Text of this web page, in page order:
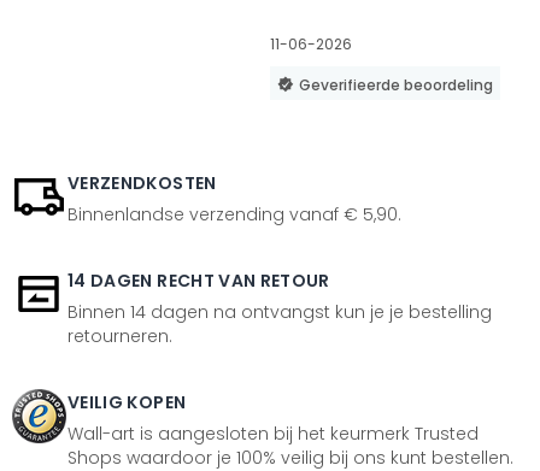
11-06-2026
Geverifieerde beoordeling
VERZENDKOSTEN
Binnenlandse verzending vanaf € 5,90.
14 DAGEN RECHT VAN RETOUR
Binnen 14 dagen na ontvangst kun je je bestelling
retourneren.
VEILIG KOPEN
Wall-art is aangesloten bij het keurmerk Trusted
Shops waardoor je 100% veilig bij ons kunt bestellen.